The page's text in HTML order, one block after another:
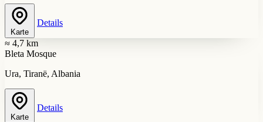
Karte
Details
≈ 4,7 km
Bleta Mosque
Ura, Tiranë, Albania
Karte
Details